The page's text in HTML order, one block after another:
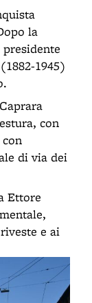
la
1945)
con
di via dei
Ettore
e ai